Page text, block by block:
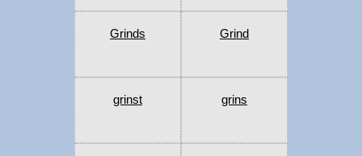
Grinds Grind
grinst grins